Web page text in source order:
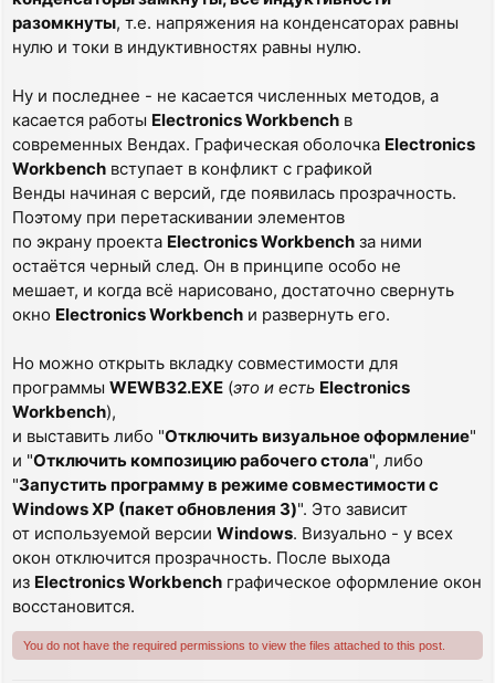
разомкнуты, т.е. напряжения на конденсаторах равны
нулю и токи в индуктивностях равны нулю.
Ну и последнее - не касается численных методов, а
касается работы Electronics Workbench в
современных Вендах. Графическая оболочка Electronics
Workbench вступает в конфликт с графикой
Венды начиная с версий, где появилась прозрачность.
Поэтому при перетаскивании элементов
по экрану проекта Electronics Workbench за ними
остаётся черный след. Он в принципе особо не
мешает, и когда всё нарисовано, достаточно свернуть
окно Electronics Workbench и развернуть его.
Но можно открыть вкладку совместимости для
программы WEWB32.EXE (это и есть Electronics
Workbench),
и выставить либо "Отключить визуальное оформление"
и "Отключить композицию рабочего стола", либо
"Запустить программу в режиме совместимости с
Windows XP (пакет обновления 3)". Это зависит
от используемой версии Windows. Визуально - у всех
окон отключится прозрачность. После выхода
из Electronics Workbench графическое оформление окон
восстановится.
You do not have the required permissions to view the files attached to this post.